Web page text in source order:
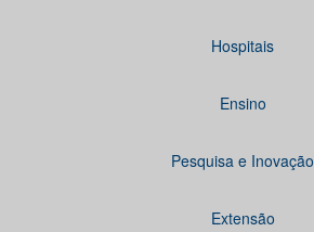
Hospitais
Ensino
Pesquisa e Inovação
Extensão